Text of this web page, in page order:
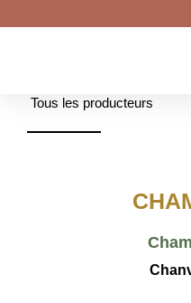
Tous les producteurs